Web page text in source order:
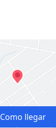
Como llegar